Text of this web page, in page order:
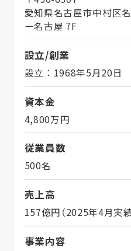
愛知県名古屋市中村区
ー名古屋 7F
設立/創業
設立：1968年5月20日
資本金
4,800万円
従業員数
500名
売上高
157億円（2025年4月実績
事業内容